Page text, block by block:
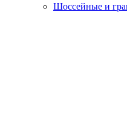
Шоссейные и